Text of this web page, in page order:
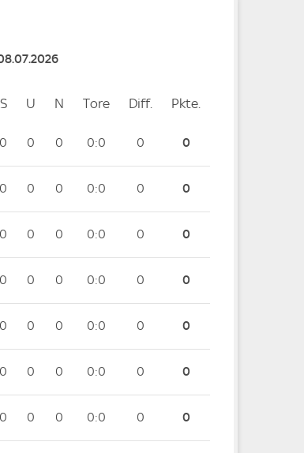
SSiege
U Unentschieden
N Niederlagen
Tore ToreDiff. Differenz
Pkte.
0 0 0 0:0 0 0
0 0 0 0:0 0 0
0 0 0 0:0 0 0
0 0 0 0:0 0 0
0 0 0 0:0 0 0
0 0 0 0:0 0 0
0 0 0 0:0 0 0